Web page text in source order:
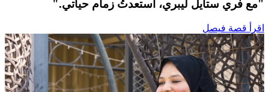
"مع فري ستايل ليبري، استعدتُ زمام حياتي."
اقرأ قصة فيصل